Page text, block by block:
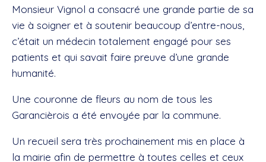
Monsieur Vignol a consacré une grande partie de sa
vie à soigner et à soutenir beaucoup d’entre-nous,
c’était un médecin totalement engagé pour ses
patients et qui savait faire preuve d’une grande
humanité.
Une couronne de fleurs au nom de tous les
Garancièrois a été envoyée par la commune.
Un recueil sera très prochainement mis en place à
la mairie afin de permettre à toutes celles et ceux